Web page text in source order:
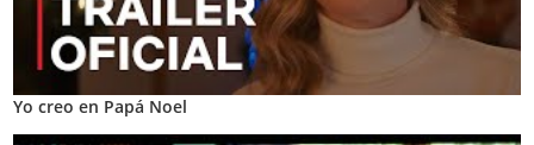
Yo creo en Papá Noel